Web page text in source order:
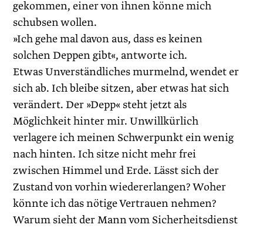
gekommen, einer von ihnen könne mich
schubsen wollen.
»Ich gehe mal davon aus, dass es keinen
solchen Deppen gibt«, antworte ich.
Etwas Unverständliches murmelnd, wendet er
sich ab. Ich bleibe sitzen, aber etwas hat sich
verändert. Der »Depp« steht jetzt als
Möglichkeit hinter mir. Unwillkürlich
verlagere ich meinen Schwerpunkt ein wenig
nach hinten. Ich sitze nicht mehr frei
zwischen Himmel und Erde. Lässt sich der
Zustand von vorhin wiedererlangen? Woher
könnte ich das nötige Vertrauen nehmen?
Warum sieht der Mann vom Sicher­heitsdienst